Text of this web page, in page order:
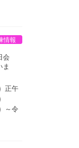
情報
会
ま
正午
～令